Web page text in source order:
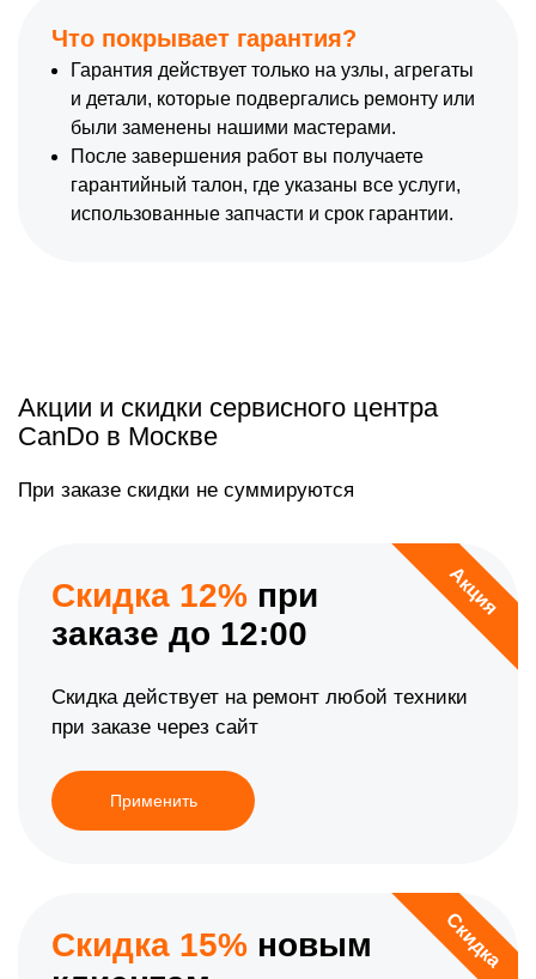
Что покрывает гарантия?
Гарантия действует только на узлы, агрегаты
и детали, которые подвергались ремонту или
были заменены нашими мастерами.
После завершения работ вы получаете
гарантийный талон, где указаны все услуги,
использованные запчасти и срок гарантии.
Акции и скидки сервисного центра
CanDo в Москве
При заказе скидки не суммируются
Акция
Скидка 12% при
заказе до 12:00
Скидка действует на ремонт любой техники
при заказе через сайт
Применить
Скидка
Скидка 15% новым